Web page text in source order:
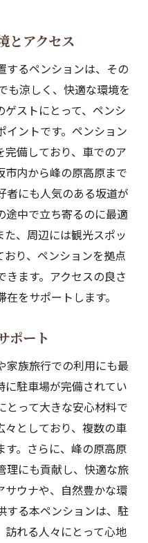
とアクセス
するペンションは、その
も涼しく、快適な環境を
ストにとって、ペンシ
イントです。ペンション
完備しており、車でのア
市内から峰の原高原まで
者にも人気のある坂道が
途中で立ち寄るのに最適
、周辺には観光スポッ
おり、ペンションを拠点
ます。アクセスの良さ
をサポートします。
ポート
家族旅行での利用にも最
に駐車場が完備されてい
とって大きな安心材料で
々としており、複数の車
す。さらに、峰の原高原
理にも貢献し、快適な旅
サウナや、自然豊かな環
する本ペンションは、駐
訪れる人々にとって心地